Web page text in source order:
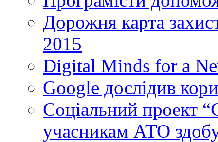
Дорожня карта
2015
Digital Minds for a
Google дослідив
Cоціальний проект
учасникам АТО